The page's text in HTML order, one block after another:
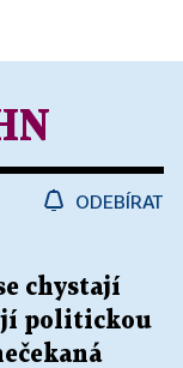
ODEBÍRAT
chystají
politickou